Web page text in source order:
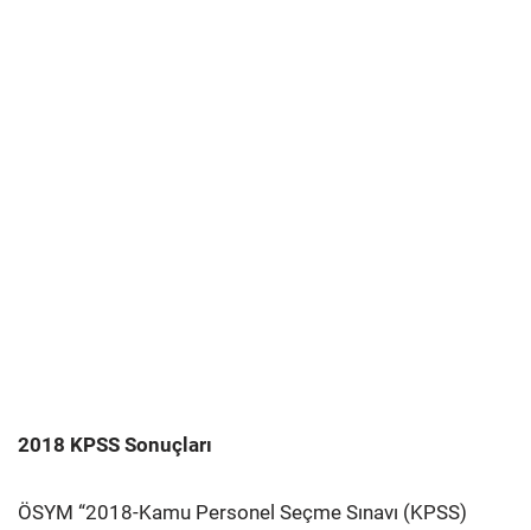
2018 KPSS Sonuçları
ÖSYM “2018-Kamu Personel Seçme Sınavı (KPSS)